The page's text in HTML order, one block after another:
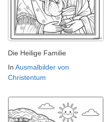
Die Heilige Familie
In Ausmalbilder von
Christentum